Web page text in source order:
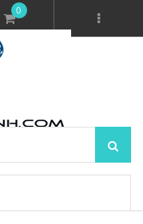
0